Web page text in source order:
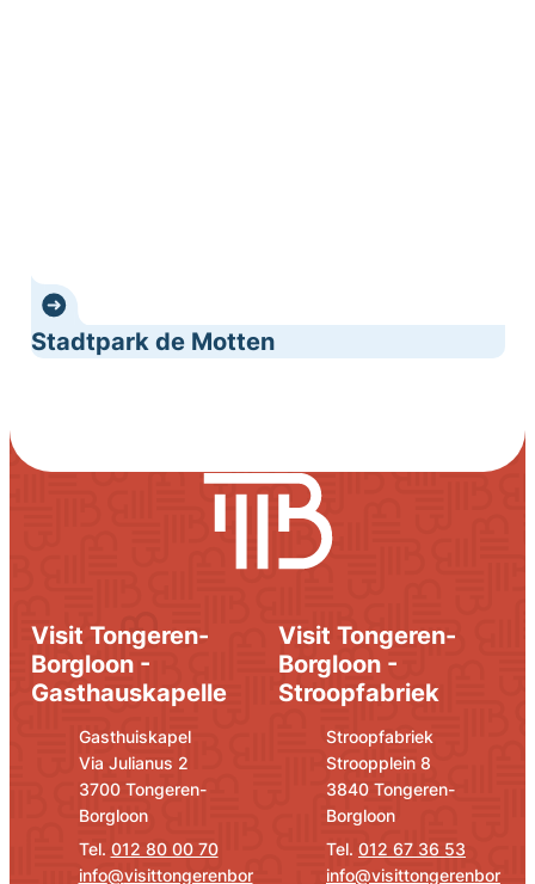
Stadtpark de Motten
Visit Tongeren-
Borgloon -
Gasthauskapelle
AdresseGasthuiskapel
Via Julianus 2
,3700 Tongeren-
Borgloon
012 80 00 70
E-Mail
info@visittongerenbor
Visit Tongeren-
Borgloon -
Stroopfabriek
AdresseStroopfabriek
Stroopplein 8
,3840 Tongeren-
Borgloon
012 67 36 53
E-Mail
info@visittongerenbor